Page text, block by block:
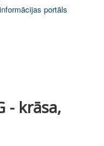
portāls
- krāsa,